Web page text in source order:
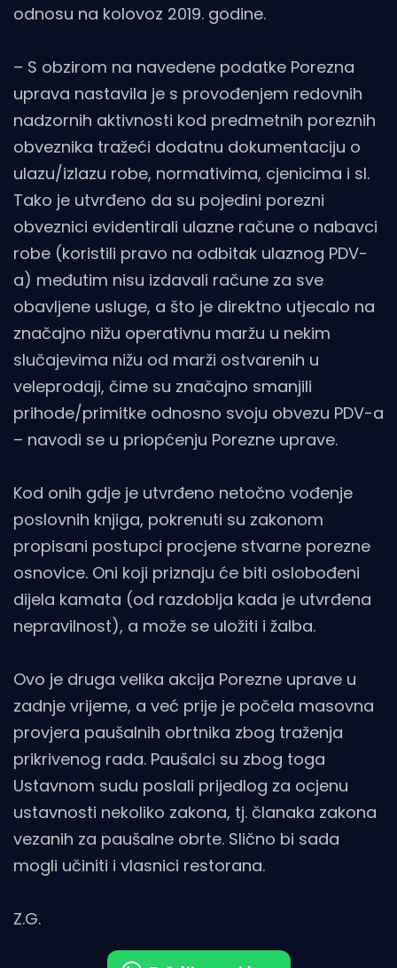
odnosu na kolovoz 2019. godine.
– S obzirom na navedene podatke Porezna
uprava nastavila je s provođenjem redovnih
nadzornih aktivnosti kod predmetnih poreznih
obveznika tražeći dodatnu dokumentaciju o
ulazu/izlazu robe, normativima, cjenicima i sl.
Tako je utvrđeno da su pojedini porezni
obveznici evidentirali ulazne račune o nabavci
robe (koristili pravo na odbitak ulaznog PDV-
a) međutim nisu izdavali račune za sve
obavljene usluge, a što je direktno utjecalo na
značajno nižu operativnu maržu u nekim
slučajevima nižu od marži ostvarenih u
veleprodaji, čime su značajno smanjili
prihode/primitke odnosno svoju obvezu PDV-a
– navodi se u priopćenju Porezne uprave.
Kod onih gdje je utvrđeno netočno vođenje
poslovnih knjiga, pokrenuti su zakonom
propisani postupci procjene stvarne porezne
osnovice. Oni koji priznaju će biti oslobođeni
dijela kamata (od razdoblja kada je utvrđena
nepravilnost), a može se uložiti i žalba.
Ovo je druga velika akcija Porezne uprave u
zadnje vrijeme, a već prije je počela masovna
provjera paušalnih obrtnika zbog traženja
prikrivenog rada. Paušalci su zbog toga
Ustavnom sudu poslali prijedlog za ocjenu
ustavnosti nekoliko zakona, tj. članaka zakona
vezanih za paušalne obrte. Slično bi sada
mogli učiniti i vlasnici restorana.
Z.G.